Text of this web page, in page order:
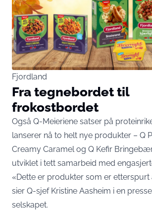
Fjordland
Fra tegnebordet til
frokostbordet
Også Q-Meieriene satser på
lanserer nå to helt nye produkter – Q
Creamy Caramel og Q Kefir
utviklet i tett samarbeid med
«Dette er produkter som er etterspurt
sier Q-sjef Kristine Aasheim i en
selskapet.